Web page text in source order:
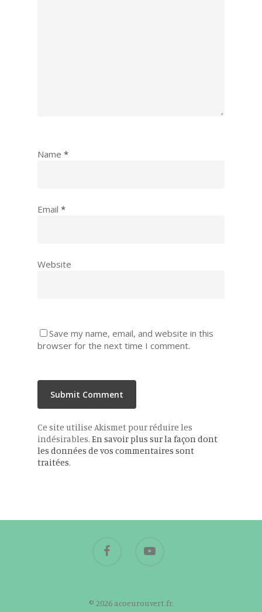
Name *
Email *
Website
Save my name, email, and website in this
browser for the next time I comment.
Ce site utilise Akismet pour réduire les
indésirables. En savoir plus sur la façon dont
les données de vos commentaires sont
traitées.
© 2026 acoeurouvert.fr.